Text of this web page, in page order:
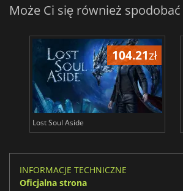
Może Ci się również spodobać
104.21zł
Lost Soul Aside
INFORMACJE TECHNICZNE
Oficjalna strona